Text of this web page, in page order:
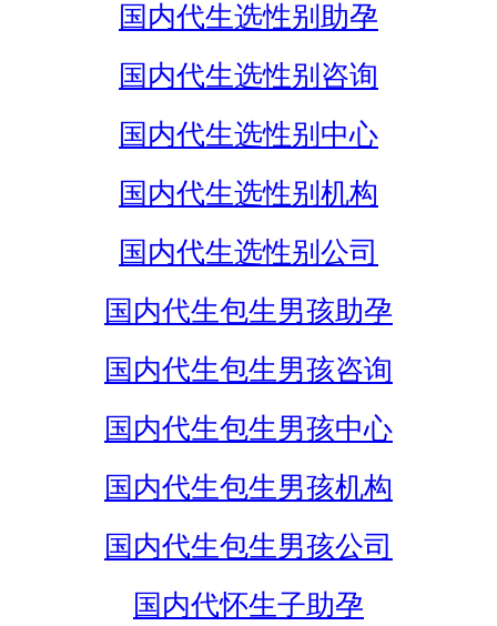
国内代生选性别助孕
国内代生选性别咨询
国内代生选性别中心
国内代生选性别机构
国内代生选性别公司
国内代生包生男孩助孕
国内代生包生男孩咨询
国内代生包生男孩中心
国内代生包生男孩机构
国内代生包生男孩公司
国内代怀生子助孕